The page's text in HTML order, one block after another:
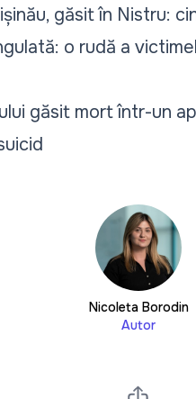
găsit în Nistru:
o rudă a
găsit mort într-un
Nicoleta Borodin
Autor